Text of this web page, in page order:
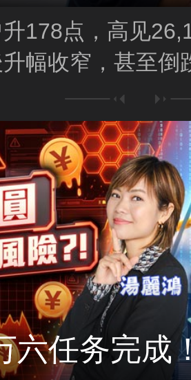
178点，高见
幅收窄，甚至倒
会再上，视乎中
六任务完成